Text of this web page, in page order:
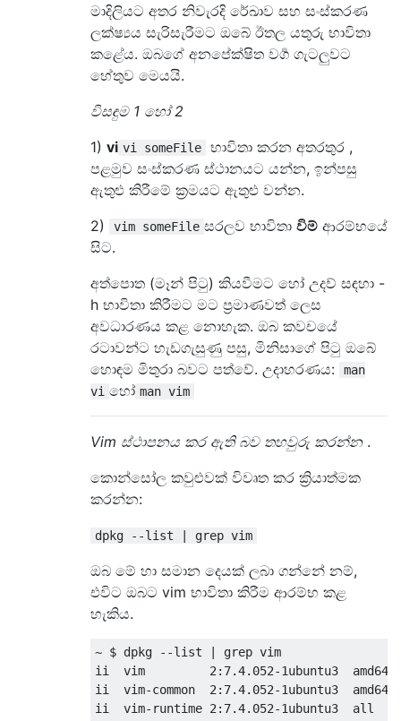
මාදිලියට අතර නිවැරදි රේඛාව සහ සංස්කරණ
ලක්ෂ්‍යය සැරිසැරීමට ඔබේ ඊතල යතුරු භාවිතා
කළේය. ඔබගේ අනපේක්ෂිත වර්‍ග ගැටලුවට
හේතුව මෙයයි.
විසඳුම 1 හෝ 2
1) vi vi someFile
භාවිතා කරන අතරතුර ,
පළමුව සංස්කරණ ස්ථානයට යන්න, ඉන්පසු
ඇතුළු කිරීමේ ක්‍රමයට ඇතුළු වන්න.
2)
vim someFile සරලව භාවිතා විම් ආරම්භයේ
සිට.
අත්පොත (මෑන් පිටු) කියවීමට හෝ උදව් සඳහා -
h භාවිතා කිරීමට මට ප්‍රමාණවත් ලෙස
අවධාරණය කළ නොහැක. ඔබ කවචයේ
රටාවන්ට හැඩගැසුණු පසු, මිනිසාගේ පිටු ඔබේ
හොඳම මිතුරා බවට පත්වේ. උදාහරණය:
man
vi හෝ man vim
Vim ස්ථාපනය කර ඇති බව තහවුරු කරන්න.
කොන්සෝල කවුළුවක් විවෘත කර ක්‍රියාත්මක
කරන්න:
dpkg --list | grep vim
ඔබ මේ හා සමාන දෙයක් ලබා ගන්නේ නම්,
එවිට ඔබට vim භාවිතා කිරීම ආරම්භ කළ
හැකිය.
~ $ dpkg --list | grep vim
ii  vim         2:7.4.052-1ubuntu3  amd64
ii  vim-common  2:7.4.052-1ubuntu3  amd64
ii  vim-runtime 2:7.4.052-1ubuntu3  all